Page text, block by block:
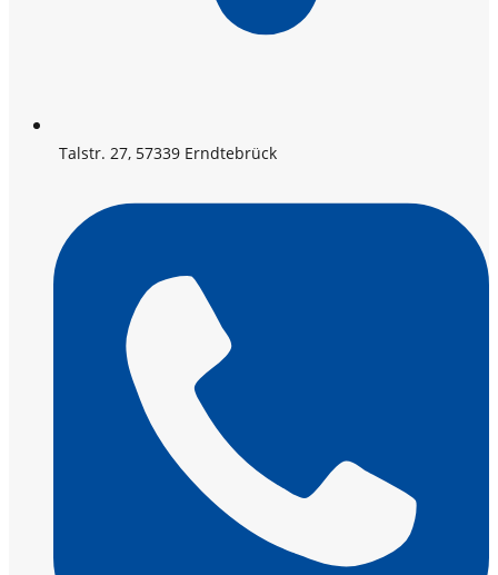
Talstr. 27, 57339 Erndtebrück